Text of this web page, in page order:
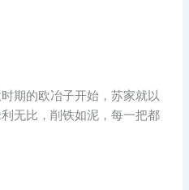
期的欧冶子开始，苏家就以
无比，削铁如泥，每一把都